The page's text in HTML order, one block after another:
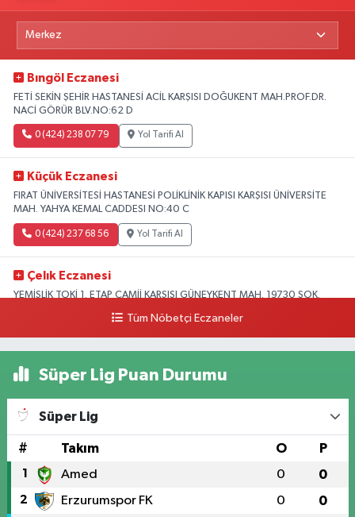
Bıngöl Eczanesi
FETİ SEKİN ŞEHİR HASTANESİ ACİL KARŞISI DOĞUKENT MAH.PROF.DR.
NACİ GÖRÜR BLV.NO:62 D
0 (424) 238 07 79 Yol Tarifi Al
Küçük Eczanesi
FIRAT ÜNİVERSİTESİ HASTANESİ POLİKLİNİK KAPISI KARŞISI ÜNİVERSİTE
MAH. YAHYA KEMAL CADDESI NO:40 C
0 (424) 237 68 56 Yol Tarifi Al
Çelık Eczanesi
YEMİŞLİK TOKİ 1. ETAP CAMİİ KARŞISI GÜNEYKENT MAH. 19730 SOK.
Tanrıverdı Eczanesi
0 (424) 218 72 74
Tüm Nöbetçi Eczaneler
Süper Lig Puan Durumu
Süper Lig
# Takım O P
1 Amed 0 0
2 Erzurumspor FK 0 0